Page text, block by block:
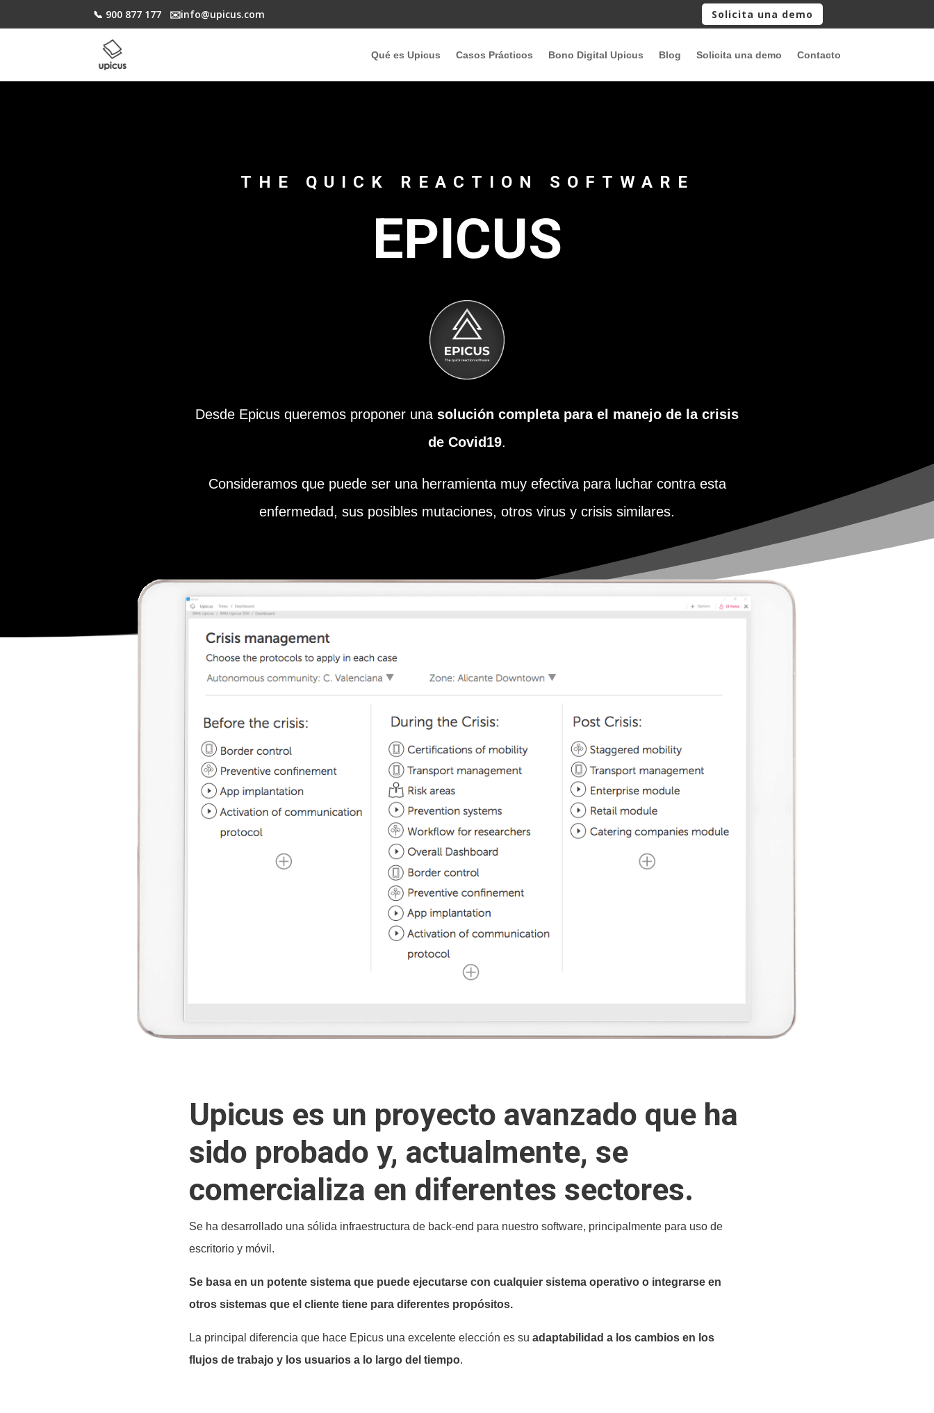
📞 900 877 177 ✉️​info@upicus.com Solicita una demo
Qué es Upicus Casos Prácticos Bono Digital Upicus Blog Solicita una demo Contacto
THE QUICK REACTION SOFTWARE
EPICUS
Desde Epicus queremos proponer una solución completa para el manejo de la crisis
de Covid19.
Consideramos que puede ser una herramienta muy efectiva para luchar contra esta
enfermedad, sus posibles mutaciones, otros virus y crisis similares.
Upicus es un proyecto avanzado que ha
sido probado y, actualmente, se
comercializa en diferentes sectores.
Se ha desarrollado una sólida infraestructura de back-end para nuestro software, principalmente para uso de
escritorio y móvil.
Se basa en un potente sistema que puede ejecutarse con cualquier sistema operativo o integrarse en
otros sistemas que el cliente tiene para diferentes propósitos.
La principal diferencia que hace Epicus una excelente elección es su adaptabilidad a los cambios en los
flujos de trabajo y los usuarios a lo largo del tiempo.